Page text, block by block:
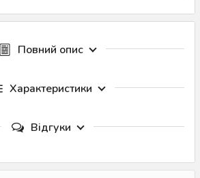
Повний опис
Характеристики
Відгуки